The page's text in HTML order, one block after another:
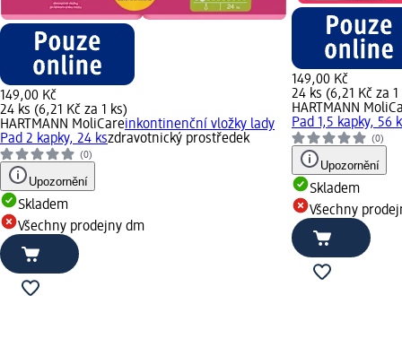
149,00 Kč
24 ks (6,21 Kč za 1 ks)
HARTMANN MoliCareinkontinenční vložky lady
Pad 2 kapky, 24 kszdravotnický prostředek
(0)
Upozornění
Skladem
Všechny prodejny dm
149,00 Kč
24 ks (6,21 Kč za 1
HARTMANN
Pad 1,5 kapky, 56
(0)
Upozornění
Skladem
Všechny